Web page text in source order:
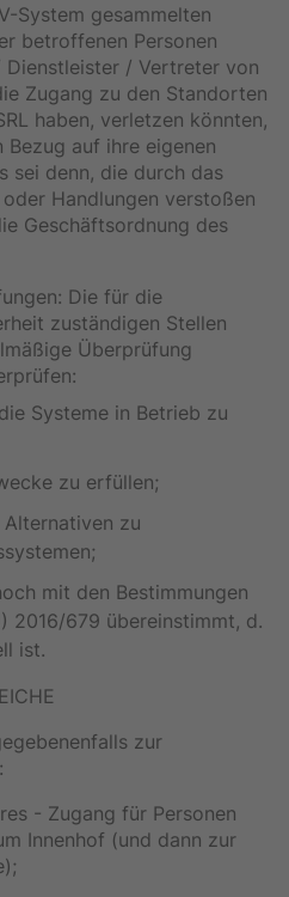
System gesammelten
betroffenen Personen
/ Vertreter von
Zugang zu den Standorten
haben, verletzen könnten,
Bezug auf ihre eigenen
sei denn, die durch das
Handlungen verstoßen
Geschäftsordnung des
Die für die
zuständigen Stellen
Überprüfung
Systeme in Betrieb zu
zu erfüllen;
zu
mit den Bestimmungen
2016/679 übereinstimmt, d.
ist.
zur
- Zugang für Personen
Innenhof (und dann zur